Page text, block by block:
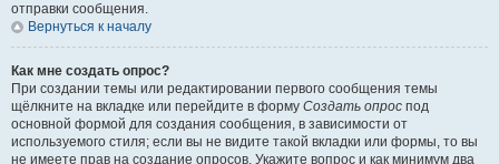
отправки сообщения.
Вернуться к началу
Как мне создать опрос?
При создании темы или редактировании первого сообщения темы
щёлкните на вкладке или перейдите в форму Создать опрос под
основной формой для создания сообщения, в зависимости от
используемого стиля; если вы не видите такой вкладки или формы, то вы
не имеете прав на создание опросов. Укажите вопрос и как минимум два